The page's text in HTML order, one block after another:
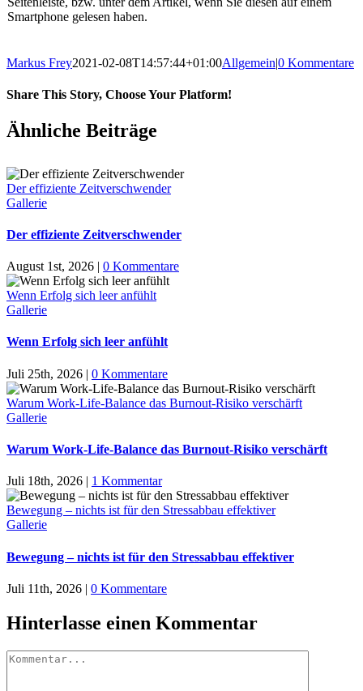
Smartphone gelesen haben.
Markus Frey2021-02-08T14:57:44+01:00Allgemein|0 Kommentare
Share This Story, Choose Your Platform!
Ähnliche Beiträge
Der effiziente Zeitverschwender
Gallerie
Der effiziente Zeitverschwender
August 1st, 2026 | 0 Kommentare
Wenn Erfolg sich leer anfühlt
Gallerie
Wenn Erfolg sich leer anfühlt
Juli 25th, 2026 | 0 Kommentare
Warum Work-Life-Balance das Burnout-Risiko verschärft
Gallerie
Warum Work-Life-Balance das Burnout-Risiko verschärft
Juli 18th, 2026 | 1 Kommentar
Bewegung – nichts ist für den Stressabbau effektiver
Gallerie
Bewegung – nichts ist für den Stressabbau effektiver
Juli 11th, 2026 | 0 Kommentare
Hinterlasse einen Kommentar
Kommentar